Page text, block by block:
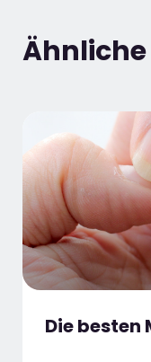
Die besten